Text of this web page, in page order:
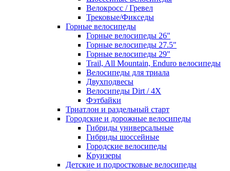
Велокросс / Гревел
Трековые/Фикседы
Горные велосипеды
Горные велосипеды 26"
Горные велосипеды 27.5"
Горные велосипеды 29"
Trail, All Mountain, Enduro велосипеды
Велосипеды для триала
Двухподвесы
Велосипеды Dirt / 4X
Фэтбайки
Триатлон и раздельный старт
Городские и дорожные велосипеды
Гибриды универсальные
Гибриды шоссейные
Городские велосипеды
Круизеры
Детские и подростковые велосипеды